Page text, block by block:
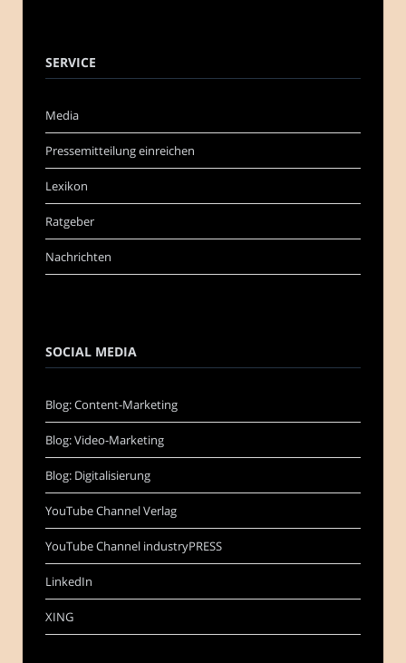
SERVICE
Media
Pressemitteilung einreichen
Lexikon
Ratgeber
Nachrichten
SOCIAL MEDIA
Blog: Content-Marketing
Blog: Video-Marketing
Blog: Digitalisierung
YouTube Channel Verlag
YouTube Channel industryPRESS
LinkedIn
XING